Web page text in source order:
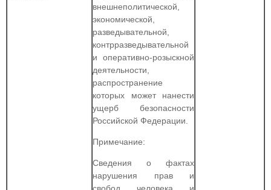
внешнеполитической,
экономической,
разведывательной,
контрразведывательной
и оперативно-розыскной
деятельности,
распространение
которых может нанести
ущерб безопасности
Российской Федерации.
Примечание:
Сведения о фактах
нарушения прав и
свобод человека и